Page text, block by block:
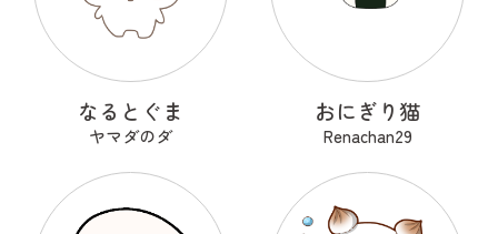
なるとぐま
ヤマダのダ
おにぎり猫
Renachan29